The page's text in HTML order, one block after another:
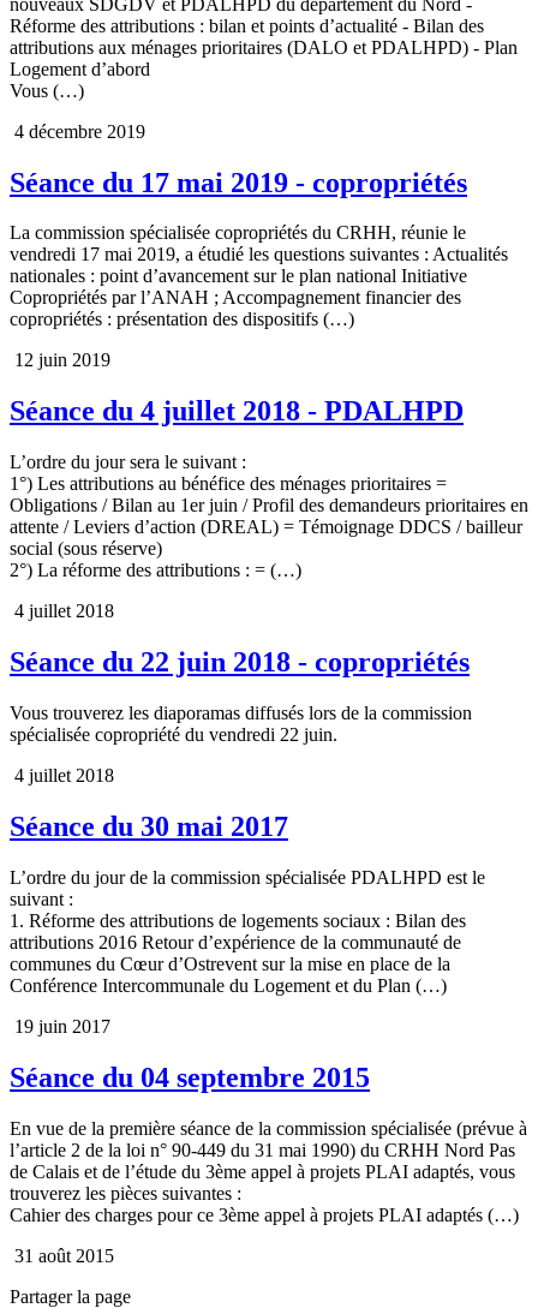
Réforme des attributions : bilan et points d’actualité - Bilan des
attributions aux ménages prioritaires (DALO et PDALHPD) - Plan
Logement d’abord
Vous (…)
4 décembre 2019
Séance du 17 mai 2019 - copropriétés
La commission spécialisée copropriétés du CRHH, réunie le
vendredi 17 mai 2019, a étudié les questions suivantes : Actualités
nationales : point d’avancement sur le plan national Initiative
Copropriétés par l’ANAH ; Accompagnement financier des
copropriétés : présentation des dispositifs (…)
12 juin 2019
Séance du 4 juillet 2018 - PDALHPD
L’ordre du jour sera le suivant :
1°) Les attributions au bénéfice des ménages prioritaires =
Obligations / Bilan au 1er juin / Profil des demandeurs prioritaires en
attente / Leviers d’action (DREAL) = Témoignage DDCS / bailleur
social (sous réserve)
2°) La réforme des attributions : = (…)
4 juillet 2018
Séance du 22 juin 2018 - copropriétés
Vous trouverez les diaporamas diffusés lors de la commission
spécialisée copropriété du vendredi 22 juin.
4 juillet 2018
Séance du 30 mai 2017
L’ordre du jour de la commission spécialisée PDALHPD est le
suivant :
1. Réforme des attributions de logements sociaux : Bilan des
attributions 2016 Retour d’expérience de la communauté de
communes du Cœur d’Ostrevent sur la mise en place de la
Conférence Intercommunale du Logement et du Plan (…)
19 juin 2017
Séance du 04 septembre 2015
En vue de la première séance de la commission spécialisée (prévue à
l’article 2 de la loi n° 90-449 du 31 mai 1990) du CRHH Nord Pas
de Calais et de l’étude du 3ème appel à projets PLAI adaptés, vous
trouverez les pièces suivantes :
Cahier des charges pour ce 3ème appel à projets PLAI adaptés (…)
31 août 2015
Partager la page